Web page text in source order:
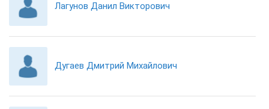
Лагунов Данил Викторович
Дугаев Дмитрий Михайлович